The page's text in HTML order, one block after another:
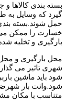
بسته بندی کالاها
گیرد که وسایل به
حمل شوند.بسته
خسارت را ممکن
بارگیری و تخلیه
محل بارگیری و
شهری تاثیر می
شود باید ماشین
شود.وانت بار
متناسب با مکان